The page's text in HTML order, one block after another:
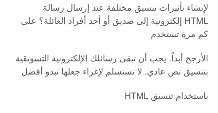
لإنشاء تأثيرات تنسيق مختلفة عند إرسال رسالة
إلكترونية إلى صديق أو أحد أفراد العائلة؟ على HTML
كم مرة تستخدم
الأرجح أبداً. يجب أن تبقى رسائلك الإلكترونية التسويقية
بتنسيق نص عادي. لا تستسلم لإغراء جعلها تبدو أفضل
HTML باستخدام تنسيق